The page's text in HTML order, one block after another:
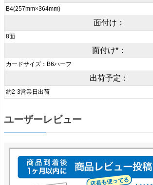
B4(257mm×364mm)
面付け：
8面
面付け*：
カードサイズ：B6ハーフ
出荷予定：
約2-3営業日出荷
ユーザーレビュー